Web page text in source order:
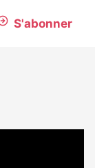
S'abonner